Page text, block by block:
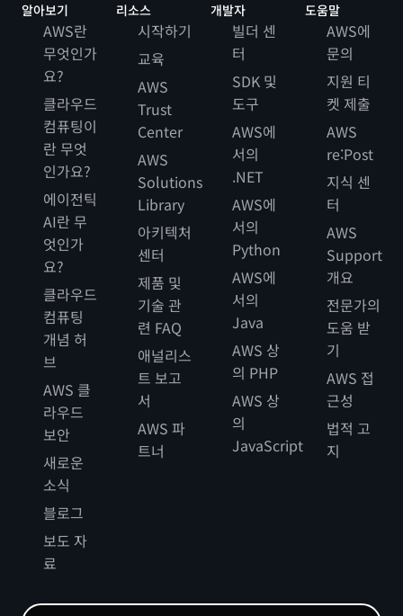
알아보기
AWS란
무엇인가
요?
클라우드
컴퓨팅이
란 무엇
인가요?
에이전틱
AI란 무
엇인가
요?
클라우드
컴퓨팅
개념 허
브
AWS 클
라우드
보안
새로운
소식
블로그
보도 자
료
리소스
시작하기
교육
AWS
Trust
Center
AWS
Solutions
Library
아키텍처
센터
제품 및
기술 관
련 FAQ
애널리스
트 보고
서
AWS 파
트너
개발자
빌더 센
터
SDK 및
도구
AWS에
서의
.NET
AWS에
서의
Python
AWS에
서의
Java
AWS 상
의 PHP
AWS 상
의
JavaScript
도움말
AWS에
문의
지원 티
켓 제출
AWS
re:Post
지식 센
터
AWS
Support
개요
전문가의
도움 받
기
AWS 접
근성
법적 고
지